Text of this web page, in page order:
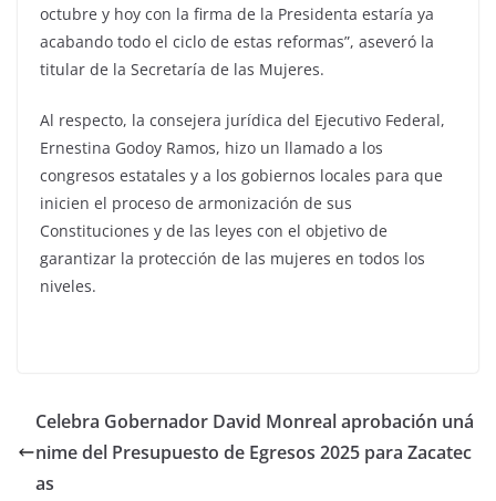
octubre y hoy con la firma de la Presidenta estaría ya
acabando todo el ciclo de estas reformas”, aseveró la
titular de la Secretaría de las Mujeres.
Al respecto, la consejera jurídica del Ejecutivo Federal,
Ernestina Godoy Ramos, hizo un llamado a los
congresos estatales y a los gobiernos locales para que
inicien el proceso de armonización de sus
Constituciones y de las leyes con el objetivo de
garantizar la protección de las mujeres en todos los
niveles.
Celebra Gobernador David Monreal aprobación uná
nime del Presupuesto de Egresos 2025 para Zacatec
as